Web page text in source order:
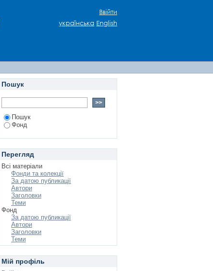
Ввійти
українська English
Пошук
Пошук
Фонд
Перегляд
Всі матеріали
Фонди та колекції
За датою публикації
Автори
Заголовки
Теми
Фонд
За датою публикації
Автори
Заголовки
Теми
Мій профіль